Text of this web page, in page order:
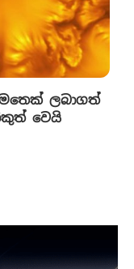
ලබාගත්
වෙයි